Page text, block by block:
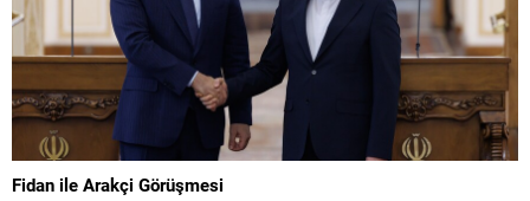
Fidan ile Arakçi Görüşmesi